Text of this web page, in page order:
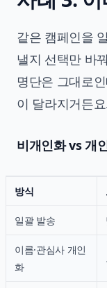
같은 캠페인을
낼지 선택만 바
명단은 그대로
이 달라지거든
비개인화 vs 개
방식
일괄 발송
이름·관심사 개인
화